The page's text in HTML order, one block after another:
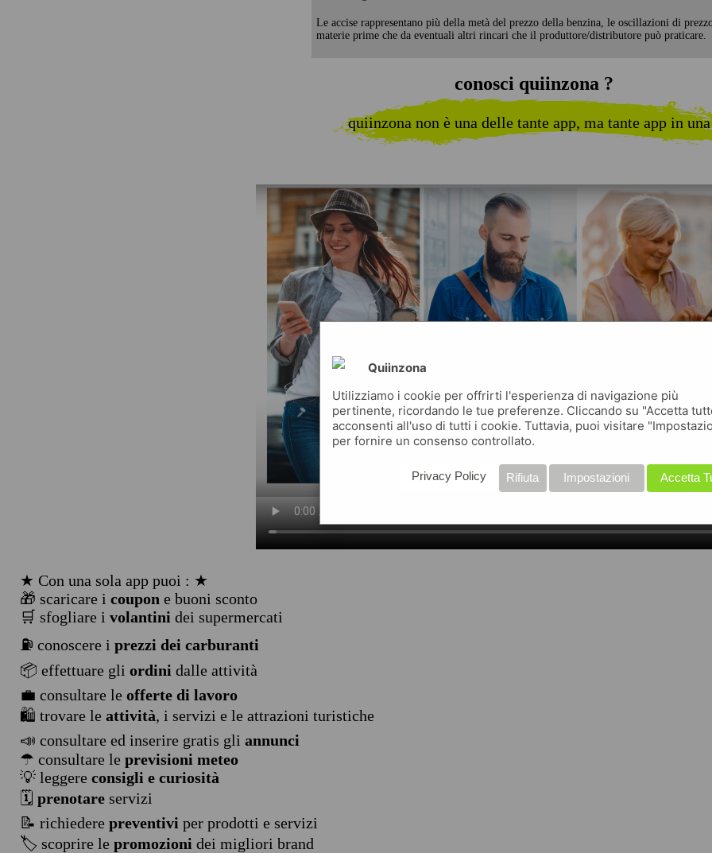
Le accise rappresentano più della metà del prezzo della benzina, le oscillazioni di
materie prime che da eventuali altri rincari che il produttore/distributore può praticare.
conosci quiinzona ?
quiinzona non è una delle tante app, ma tante app in
★ Con una sola app puoi : ★
🎁 scaricare i coupon e buoni sconto
🛒 sfogliare i volantini dei supermercati
⛽ conoscere i prezzi dei carburanti
📦 effettuare gli ordini dalle attività
💼 consultare le offerte di lavoro
🛍️ trovare le attività, i servizi e le attrazioni turistiche
📣 consultare ed inserire gratis gli annunci
☂ consultare le previsioni meteo
💡 leggere consigli e curiosità
🗓️ prenotareservizi
📝 richiedere preventivi per prodotti e servizi
🏷️ scoprire le promozioni dei migliori brand
Quiinzona
Utilizziamo i cookie per offrirti l'esperienza di navigazione più
pertinente, ricordando le tue preferenze. Cliccando su "Accetta
acconsenti all'uso di tutti i cookie. Tuttavia, puoi visitare
per fornire un consenso controllato.
Accetta
Impostazioni
Rifiuta
Privacy Policy